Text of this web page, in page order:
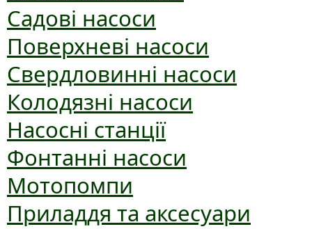
Садові насоси
Поверхневі насоси
Свердловинні насоси
Колодязні насоси
Насосні станції
Фонтанні насоси
Мотопомпи
Приладдя та аксесуари